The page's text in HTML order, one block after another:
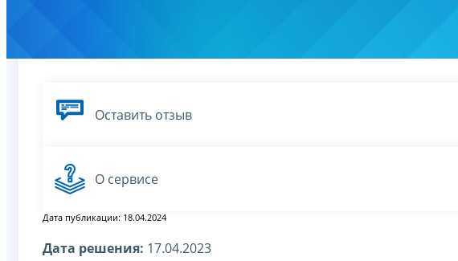
Оставить отзыв
О сервисе
Дата публикации: 18.04.2024
Дата решения: 17.04.2023